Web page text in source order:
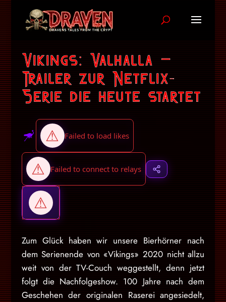
Vikings: Valhalla –
Trailer zur Netflix-
Serie die heute startet
Zum Glück haben wir unsere Bierhörner nach
dem Serienende von «Vikings» 2020 nicht allzu
weit von der TV-Couch weggestellt, denn jetzt
folgt die Nachfolgeshow. 100 Jahre nach dem
Geschehen der originalen Raserei angesiedelt,